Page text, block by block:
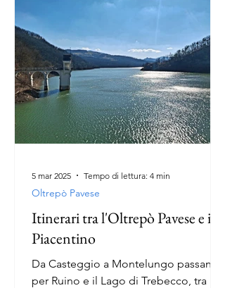
Itinerari tra l'Oltrepò Pavese e il
Piacentino
Da Casteggio a Montelungo passando
per Ruino e il Lago di Trebecco, tra
Oltrepò Pavese
5 mar 2025 Tempo di lettura: 4 min